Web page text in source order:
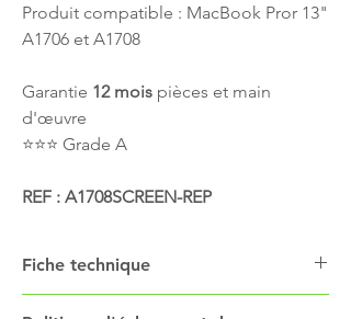
Produit compatible : MacBook Pror 13"
A1706 et A1708
Garantie 12 mois pièces et main
d'œuvre
⭐️⭐️⭐️ Grade A
REF : A1708SCREEN-REP
Fiche technique